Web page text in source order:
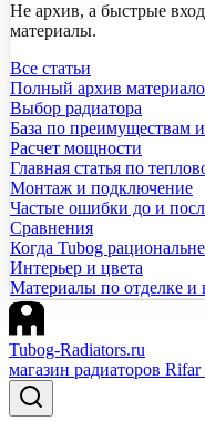
Не архив, а быстрые
материалы.
Все статьи
Полный архив
Выбор радиатора
База по преимуществам
Расчет мощности
Главная статья по
Монтаж и подключение
Частые ошибки до и
Сравнения
Когда Tubog
Интерьер и цвета
Материалы по отделке и
Tubog-Radiators.ru
магазин радиаторов Rifar